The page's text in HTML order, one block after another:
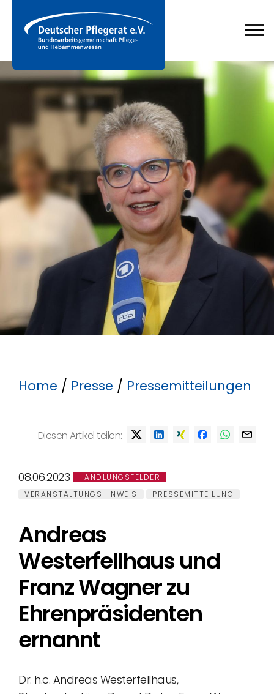
Home / Presse / Pressemitteilungen
Diesen Artikel teilen:
08.06.2023
HANDLUNGSFELDER
VERANSTALTUNGSHINWEIS
PRESSEMITTEILUNG
Andreas
Westerfellhaus und
Franz Wagner zu
Ehrenpräsidenten
ernannt
Dr. h.c. Andreas Westerfellhaus,